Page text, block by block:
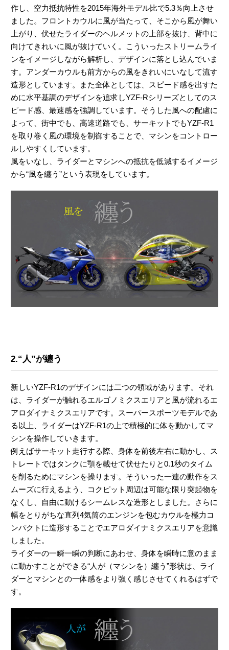
作し、空力抵抗特性を2015年海外モデル比で5.3％向上させ
ました。フロントカウルに風が当たって、そこから風が舞い
上がり、伏せたライダーのヘルメットの上部を抜け、背中に
向けてきれいに風が抜けていく。こういったストリームライ
ンをイメージしながら解析し、デザインに落とし込んでいま
す。アンダーカウルも前方からの風をきれいにいなして流す
造形としています。また全体としては、スピード感を出すた
めに水平基調のデザインを追求しYZF-Rシリーズとしてのス
ピード感、最速感を強調しています。そうした風への配慮に
よって、街中でも、高速道路でも、サーキットでもYZF-R1
を取り巻く風の環境を制御することで、マシンをコントロー
ルしやすくしています。
風をいなし、ライダーとマシンへの抵抗を低減するイメージ
から“風を纏う”という表現をしています。
2.“人”が纏う
新しいYZF-R1のデザインには二つの領域があります。それ
は、ライダーが触れるエルゴノミクスエリアと風が流れるエ
アロダイナミクスエリアです。スーパースポーツモデルであ
る以上、ライダーはYZF-R1の上で積極的に体を動かしてマ
シンを操作していきます。
例えばサーキット走行する際、身体を前後左右に動かし、ス
トレートではタンクに顎を載せて伏せたりと0.1秒のタイム
を削るためにマシンを操ります。そういった一連の動作をス
ムーズに行えるよう、コクピット周辺は可能な限り突起物を
なくし、自由に動けるシームレスな造形としました。さらに
幅をとりがちな直列4気筒のエンジンを包むカウルを極力コ
ンパクトに造形することでエアロダイナミクスエリアを意識
しました。
ライダーの一瞬一瞬の判断にあわせ、身体を瞬時に意のまま
に動かすことができる“人が（マシンを）纏う”形状は、ライ
ダーとマシンとの一体感をより強く感じさせてくれるはずで
す。